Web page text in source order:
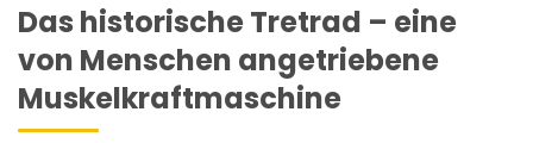
Das historische Tretrad – eine
von Menschen angetriebene
Muskelkraftmaschine